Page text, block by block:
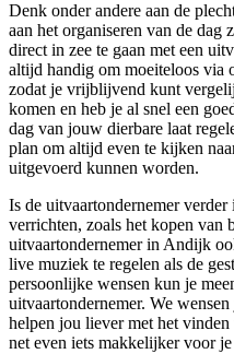
Denk onder andere aan de
aan het organiseren van de dag
direct in zee te gaan met een
altijd handig om moeiteloos via
zodat je vrijblijvend kunt
komen en heb je al snel een
dag van jouw dierbare laat
plan om altijd even te kijken
uitgevoerd kunnen worden.
Is de uitvaartondernemer
verrichten, zoals het kopen van
uitvaartondernemer in Andijk
live muziek te regelen als de
persoonlijke wensen kun je
uitvaartondernemer. We
helpen jou liever met het
net even iets makkelijker voor